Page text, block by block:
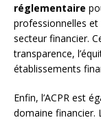
réglementaire
professionnelles
secteur financier.
transparence,
établissements
Enfin, l’ACPR est
domaine financier.